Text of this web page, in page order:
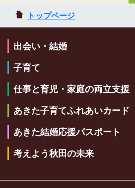
トップページ
出会い・結婚
子育て
仕事と育児・家庭の両立支援
あきた子育てふれあいカード
あきた結婚応援パスポート
考えよう秋田の未来